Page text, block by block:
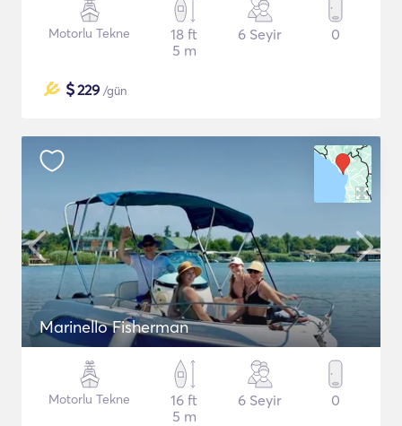
Motorlu Tekne
18 ft
5 m
6 Seyir 0
$229 /gün
Marinello Fisherman
Motorlu Tekne
16 ft
5 m
6 Seyir 0